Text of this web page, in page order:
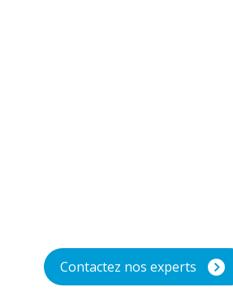
Contactez nos experts